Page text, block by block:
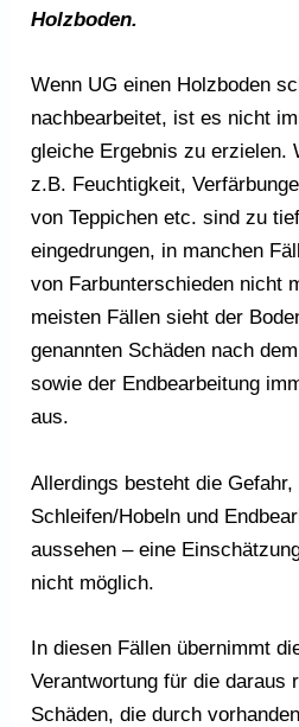
Holzboden.
Wenn UG einen Holzboden
nachbearbeitet, ist es nicht
gleiche Ergebnis zu erzielen.
z.B. Feuchtigkeit,
von Teppichen etc. sind zu
eingedrungen, in manchen
von Farbunterschieden nicht
meisten Fällen sieht der
genannten Schäden nach
sowie der Endbearbeitung
aus.
Allerdings besteht die
Schleifen/Hobeln und
aussehen – eine
nicht möglich.
In diesen Fällen übernimmt
Verantwortung für die daraus
Schäden, die durch